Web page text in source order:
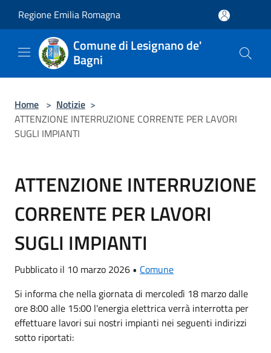
Regione Emilia Romagna
Comune di Lesignano de'
Bagni
Home > Notizie >
ATTENZIONE INTERRUZIONE CORRENTE PER LAVORI
SUGLI IMPIANTI
ATTENZIONE INTERRUZIONE
CORRENTE PER LAVORI
SUGLI IMPIANTI
Pubblicato il 10 marzo 2026 • Comune
Si informa che nella giornata di mercoledì 18 marzo dalle
ore 8:00 alle 15:00 l'energia elettrica verrà interrotta per
effettuare lavori sui nostri impianti nei seguenti indirizzi
sotto riportati: